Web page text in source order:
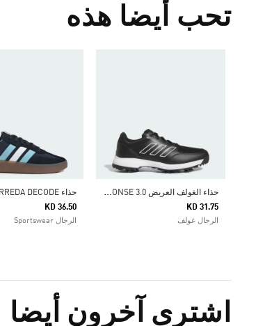
تحب أيضا هذه
ح
ذاء الغولف العريض TECH RESPONSE 3.0
KD 31.75
الرجال غولف
حذاء BARREDA DECODE
KD 36.50
الرجال Sportswear
اشترى آخرون أيضا